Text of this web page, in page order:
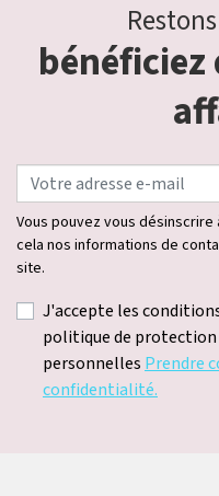
bénéficiez
Vous pouvez vous
cela nos informations de
site.
J'accepte les
politique de protection
personnelles Prendre
confidentialité.